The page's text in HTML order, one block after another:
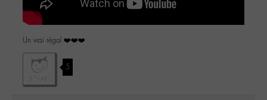
Un vrai régal ❤️❤️❤️
5